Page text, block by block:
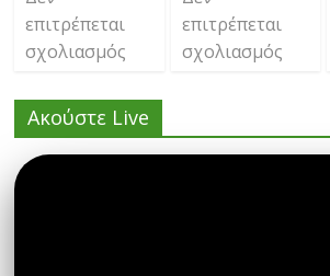
επιτρέπεται
σχολιασμός
επιτρέπεται
σχολιασμός
Ακούστε Live